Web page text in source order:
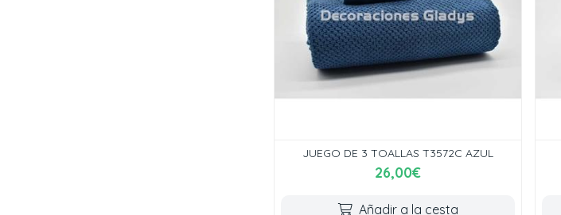
JUEGO DE 3 TOALLAS T3572C AZUL
26,00€
Añadir a la cesta